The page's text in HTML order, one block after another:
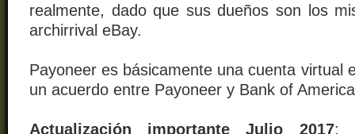
realmente, dado que sus dueños son los
archirrival eBay.
Payoneer es básicamente una cuenta virtual
un acuerdo entre Payoneer y Bank of
Actualización importante Julio 2017: